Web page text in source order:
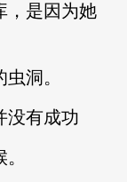
，是因为她
洞。
没有成功